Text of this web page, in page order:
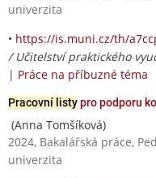
univerzita
• https://is.muni.cz/th/
/ Učitelství praktického
| Práce na příbuzné téma
Pracovní listypro podporu
(Anna Tomšíková)
2024, Bakalářská práce,
univerzita